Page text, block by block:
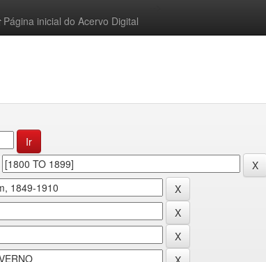
Página inicial do Acervo Digital